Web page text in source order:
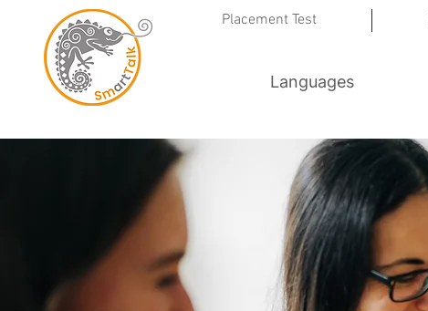
Languages
Placement Test